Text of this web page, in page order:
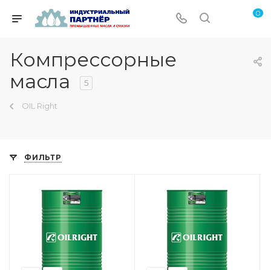
0
Компрессорные
масла
5
OIL Right
ФИЛЬТР